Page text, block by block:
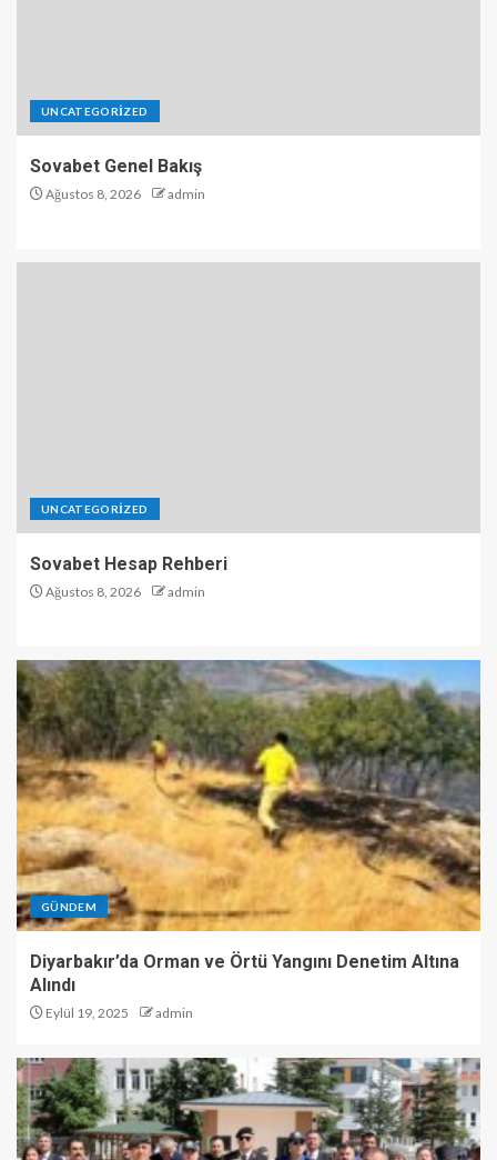
UNCATEGORIZED
Sovabet Genel Bakış
Ağustos 8, 2026 admin
UNCATEGORIZED
Sovabet Hesap Rehberi
Ağustos 8, 2026 admin
GÜNDEM
Diyarbakır’da Orman ve Örtü Yangını Denetim Altına
Alındı
Eylül 19, 2025 admin